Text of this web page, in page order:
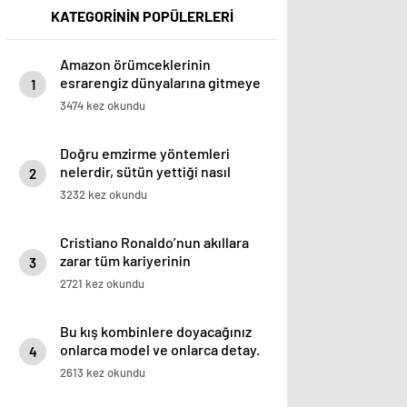
KATEGORİNİN POPÜLERLERİ
1
Amazon örümceklerinin
esrarengiz dünyalarına gitmeye
hazır olun.
3474 kez okundu
2
Doğru emzirme yöntemleri
nelerdir, sütün yettiği nasıl
anlaşılır?
3232 kez okundu
3
Cristiano Ronaldo’nun akıllara
zarar tüm kariyerinin
istatistiğini çıkardık !
2721 kez okundu
4
Bu kış kombinlere doyacağınız
onlarca model ve onlarca detay.
2613 kez okundu